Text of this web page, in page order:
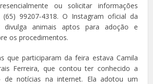
ou solicitar informações
(65) 99207-4318. O Instagram oficial da
divulga animais aptos para adoção e
os procedimentos.
que participaram da feira estava Camila
Ferreira, que contou ter conhecido a
de notícias na internet. Ela adotou um